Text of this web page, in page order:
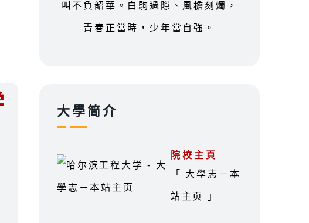
叫不負韶華。白駒過隙、風檐刻燭，
青春正當時，少年當自強。
大學简介
院校主頁
「 大學志－本
站主页 」